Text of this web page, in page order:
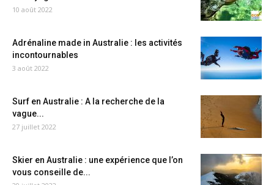
10 août 2022
Adrénaline made in Australie : les activités
incontournables
3 août 2022
Surf en Australie : A la recherche de la
vague...
27 juillet 2022
Skier en Australie : une expérience que l’on
vous conseille de...